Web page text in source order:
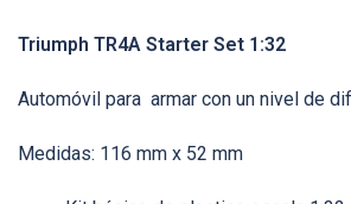
Triumph TR4A Starter Set 1:32
Automóvil para armar con un nivel de
Medidas: 116 mm x 52 mm